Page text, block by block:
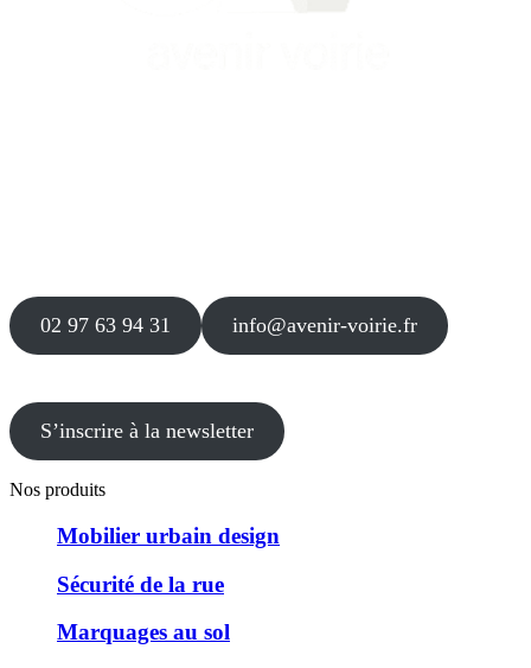
02 97 63 94 31 info@avenir-voirie.fr
S’inscrire à la newsletter
Nos produits
Mobilier urbain design
Sécurité de la rue
Marquages au sol